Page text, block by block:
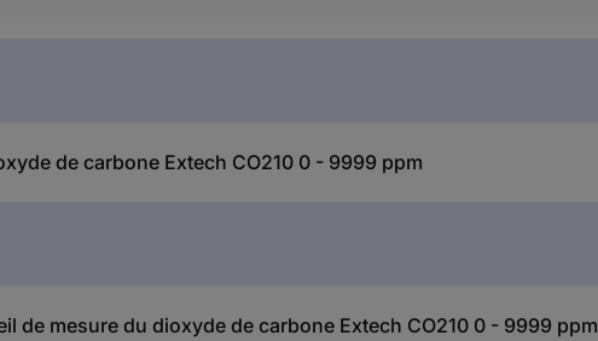
de carbone Extech CO210 0 - 9999 ppm
de mesure du dioxyde de carbone Extech CO210 0 - 9999 ppm